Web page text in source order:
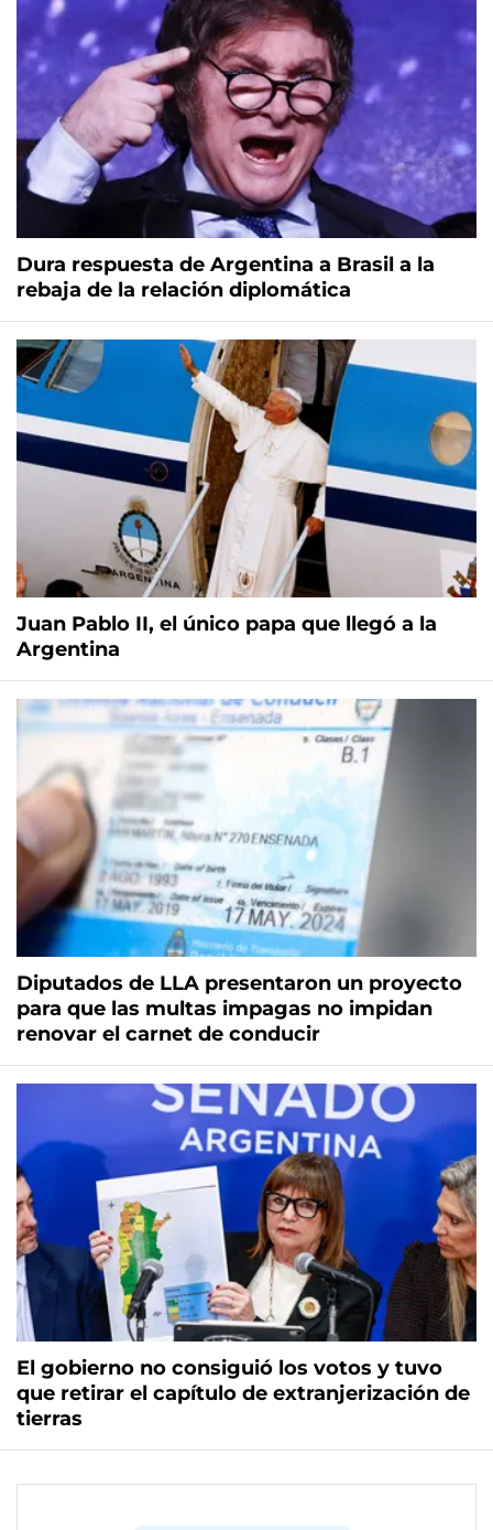
Dura respuesta de Argentina a Brasil a la
rebaja de la relación diplomática
Juan Pablo II, el único papa que llegó a la
Argentina
Diputados de LLA presentaron un proyecto
para que las multas impagas no impidan
renovar el carnet de conducir
El gobierno no consiguió los votos y tuvo
que retirar el capítulo de extranjerización de
tierras